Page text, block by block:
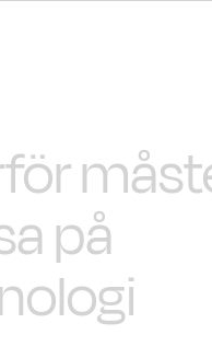
på